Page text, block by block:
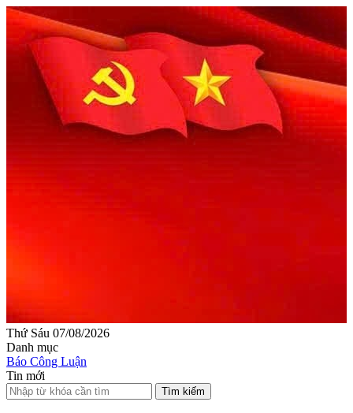
Thứ Sáu 07/08/2026
Danh mục
Báo Công Luận
Tin mới
Tìm kiếm